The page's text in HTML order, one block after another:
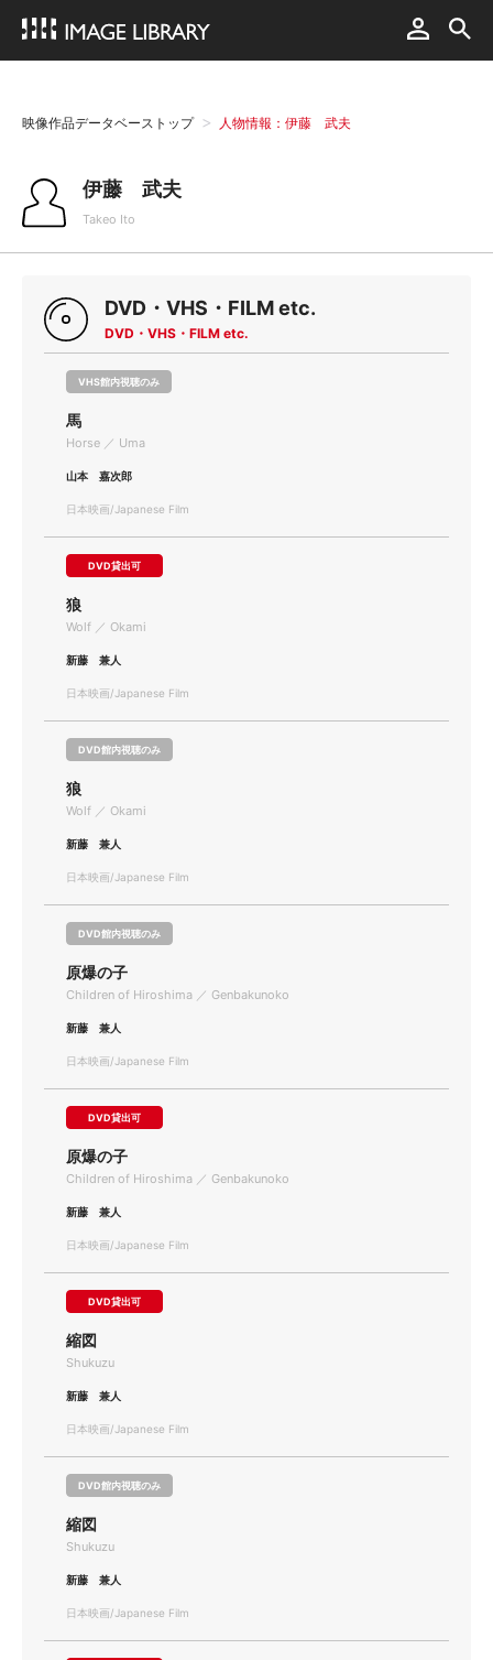
映像作品データベーストップ 人物情報：伊藤 武夫
伊藤 武夫
Takeo Ito
DVD・VHS・FILM etc.
DVD・VHS・FILM etc.
VHS館内視聴のみ
馬
Horse ／ Uma
山本 嘉次郎
日本映画/Japanese Film
DVD貸出可
狼
Wolf ／ Okami
新藤 兼人
日本映画/Japanese Film
DVD館内視聴のみ
狼
Wolf ／ Okami
新藤 兼人
日本映画/Japanese Film
DVD館内視聴のみ
原爆の子
Children of Hiroshima ／ Genbakunoko
新藤 兼人
日本映画/Japanese Film
DVD貸出可
原爆の子
Children of Hiroshima ／ Genbakunoko
新藤 兼人
日本映画/Japanese Film
DVD貸出可
縮図
Shukuzu
新藤 兼人
日本映画/Japanese Film
DVD館内視聴のみ
縮図
Shukuzu
新藤 兼人
日本映画/Japanese Film